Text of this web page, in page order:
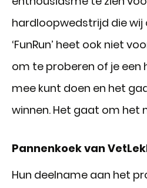
hardloopwedstrijd die wij
‘FunRun’ heet ook niet
om te proberen of je
mee kunt doen en het
winnen. Het gaat om het
Pannenkoek van
Hun deelname aan het